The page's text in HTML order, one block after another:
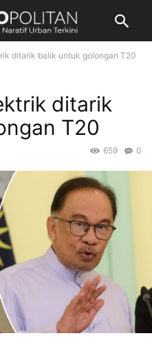
ditarik balik untuk golongan T20
ditarik
T20
0
659